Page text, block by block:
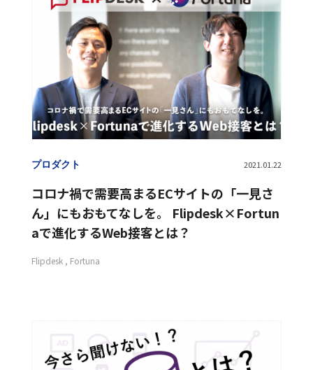
プロダクト 2021.01.22
コロナ禍で需要高まるECサイトの「一見さ
ん」にもおもてなしを。 Flipdesk×Fortun
aで進化するWeb接客とは？
Flipdesk Fortuna